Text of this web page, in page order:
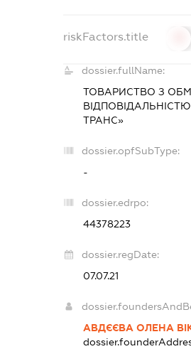
riskFactors.title
dossier.fullName:
ТОВАРИСТВО З
ТРАНС»
dossier.opfSubType:
-
dossier.edrpo:
44378223
dossier.regDate:
07.07.21
АВДЄЄВА ОЛЕНА